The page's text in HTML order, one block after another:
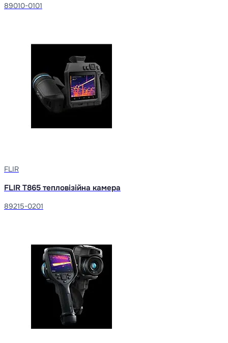
89010-0101
FLIR
FLIR T865 тепловізійна камера
89215-0201